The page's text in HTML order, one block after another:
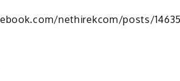
nethirekcom/posts/